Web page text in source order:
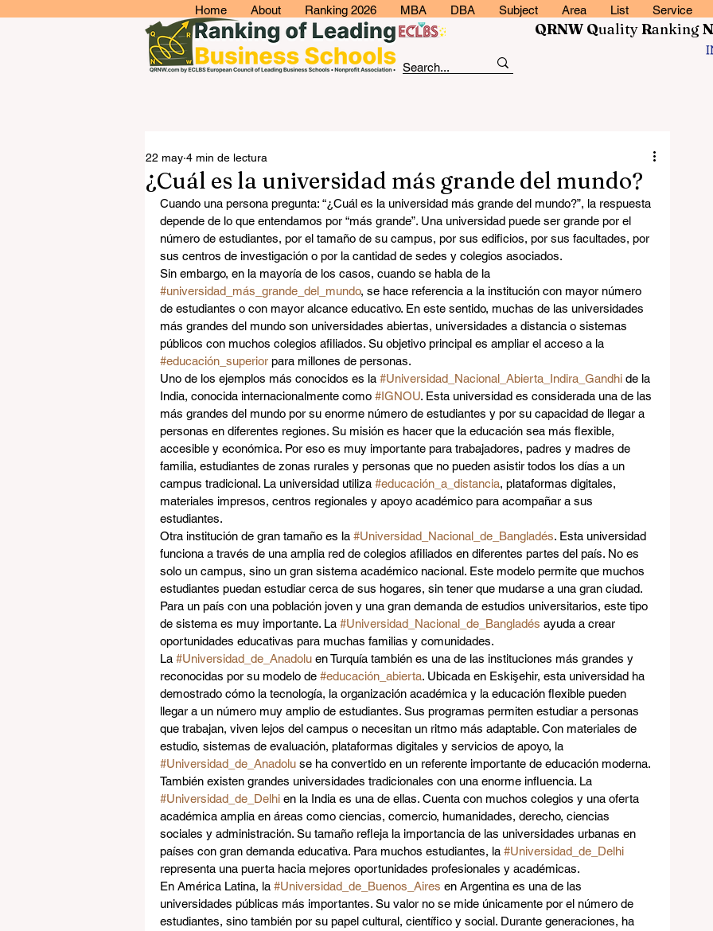
Home About Ranking 2026 MBA DBA Subject Area List Service
QRNW QualityRankingN
¿Cuál es la universidad más grande del mundo?
22 may 4 min de lectura
Cuando una persona pregunta: “¿Cuál es la universidad más grande del mundo?”, la respuesta
depende de lo que entendamos por “más grande”. Una universidad puede ser grande por el
número de estudiantes, por el tamaño de su campus, por sus edificios, por sus facultades, por
sus centros de investigación o por la cantidad de sedes y colegios asociados.
Sin embargo, en la mayoría de los casos, cuando se habla de la
#universidad_más_grande_del_mundo, se hace referencia a la institución con mayor número
de estudiantes o con mayor alcance educativo. En este sentido, muchas de las universidades
más grandes del mundo son universidades abiertas, universidades a distancia o sistemas
públicos con muchos colegios afiliados. Su objetivo principal es ampliar el acceso a la
#educación_superior para millones de personas.
Uno de los ejemplos más conocidos es la #Universidad_Nacional_Abierta_Indira_Gandhi de la
India, conocida internacionalmente como #IGNOU. Esta universidad es considerada una de las
más grandes del mundo por su enorme número de estudiantes y por su capacidad de llegar a
personas en diferentes regiones. Su misión es hacer que la educación sea más flexible,
accesible y económica. Por eso es muy importante para trabajadores, padres y madres de
familia, estudiantes de zonas rurales y personas que no pueden asistir todos los días a un
campus tradicional. La universidad utiliza #educación_a_distancia, plataformas digitales,
materiales impresos, centros regionales y apoyo académico para acompañar a sus
estudiantes.
Otra institución de gran tamaño es la #Universidad_Nacional_de_Bangladés. Esta universidad
funciona a través de una amplia red de colegios afiliados en diferentes partes del país. No es
solo un campus, sino un gran sistema académico nacional. Este modelo permite que muchos
estudiantes puedan estudiar cerca de sus hogares, sin tener que mudarse a una gran ciudad.
Para un país con una población joven y una gran demanda de estudios universitarios, este tipo
de sistema es muy importante. La #Universidad_Nacional_de_Bangladés ayuda a crear
oportunidades educativas para muchas familias y comunidades.
La #Universidad_de_Anadolu en Turquía también es una de las instituciones más grandes y
reconocidas por su modelo de #educación_abierta. Ubicada en Eskişehir, esta universidad ha
demostrado cómo la tecnología, la organización académica y la educación flexible pueden
llegar a un número muy amplio de estudiantes. Sus programas permiten estudiar a personas
que trabajan, viven lejos del campus o necesitan un ritmo más adaptable. Con materiales de
estudio, sistemas de evaluación, plataformas digitales y servicios de apoyo, la
#Universidad_de_Anadolu se ha convertido en un referente importante de educación moderna.
También existen grandes universidades tradicionales con una enorme influencia. La
#Universidad_de_Delhi en la India es una de ellas. Cuenta con muchos colegios y una oferta
académica amplia en áreas como ciencias, comercio, humanidades, derecho, ciencias
sociales y administración. Su tamaño refleja la importancia de las universidades urbanas en
países con gran demanda educativa. Para muchos estudiantes, la #Universidad_de_Delhi
representa una puerta hacia mejores oportunidades profesionales y académicas.
En América Latina, la #Universidad_de_Buenos_Aires en Argentina es una de las
universidades públicas más importantes. Su valor no se mide únicamente por el número de
estudiantes, sino también por su papel cultural, científico y social. Durante generaciones, ha